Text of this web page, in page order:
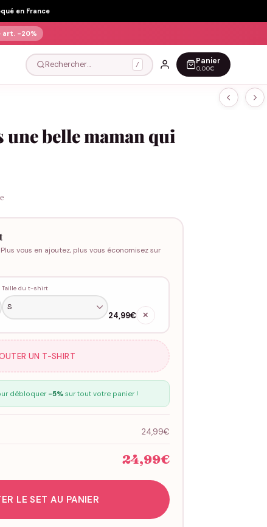
en France
art. -20%
Rechercher… / Panier
0,00€
belle maman qui
vous en ajoutez, plus vous économisez sur
Taille du t-shirt
24,99€ ✕
UN T-SHIRT
débloquer -5%sur tout votre panier !
24,99€
24,99€
LE SET AU PANIER